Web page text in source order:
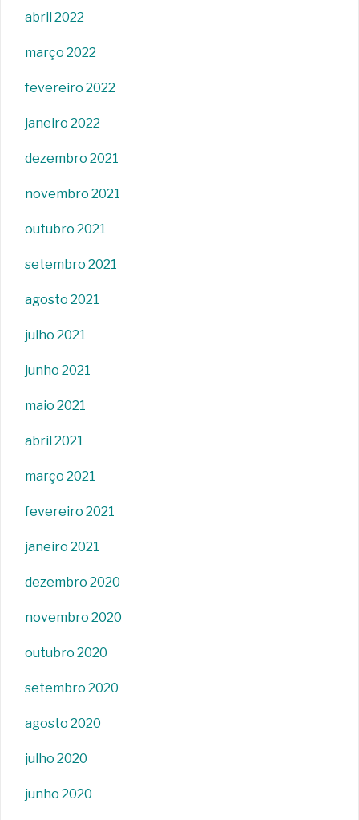
abril 2022
março 2022
fevereiro 2022
janeiro 2022
dezembro 2021
novembro 2021
outubro 2021
setembro 2021
agosto 2021
julho 2021
junho 2021
maio 2021
abril 2021
março 2021
fevereiro 2021
janeiro 2021
dezembro 2020
novembro 2020
outubro 2020
setembro 2020
agosto 2020
julho 2020
junho 2020